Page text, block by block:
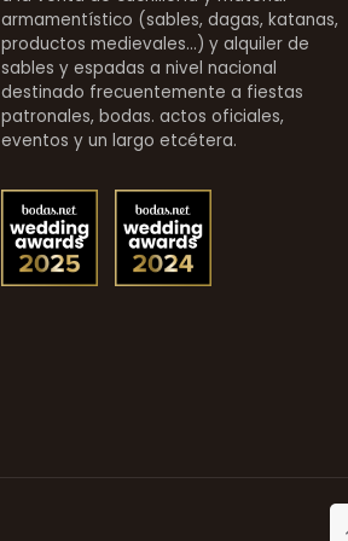
armamentístico (sables, dagas, katanas,
productos medievales...) y alquiler de
sables y espadas a nivel nacional
destinado frecuentemente a fiestas
patronales, bodas. actos oficiales,
eventos y un largo etcétera.